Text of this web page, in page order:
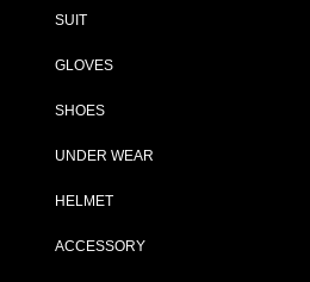
SUIT
GLOVES
SHOES
UNDER WEAR
HELMET
ACCESSORY